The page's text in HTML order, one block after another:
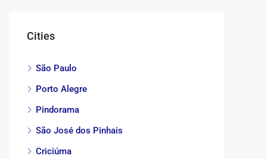
Cities
São Paulo
Porto Alegre
Pindorama
São José dos Pinhais
Criciúma